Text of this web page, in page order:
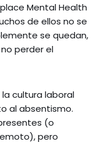
Mental Health
de ellos no se
se quedan,
perder el
cultura laboral
al absentismo.
(o
pero